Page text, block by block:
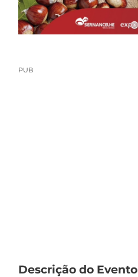
PUB
Descrição do Evento